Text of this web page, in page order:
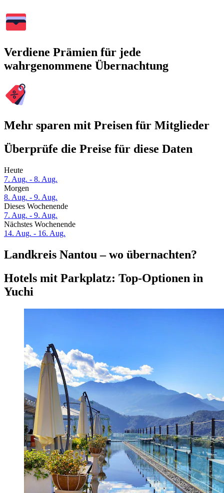
Verdiene Prämien für jede
wahrgenommene Übernachtung
Mehr sparen mit Preisen für Mitglieder
Überprüfe die Preise für diese Daten
Heute
7. Aug. - 8. Aug.
Morgen
8. Aug. - 9. Aug.
Dieses Wochenende
7. Aug. - 9. Aug.
Nächstes Wochenende
14. Aug. - 16. Aug.
Landkreis Nantou – wo übernachten?
Hotels mit Parkplatz: Top-Optionen in
Yuchi